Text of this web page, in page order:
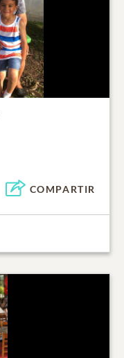
COMPARTIR